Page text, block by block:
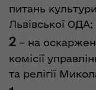
питань
Львівської ОДА;
2 – на
комісії
та релігії